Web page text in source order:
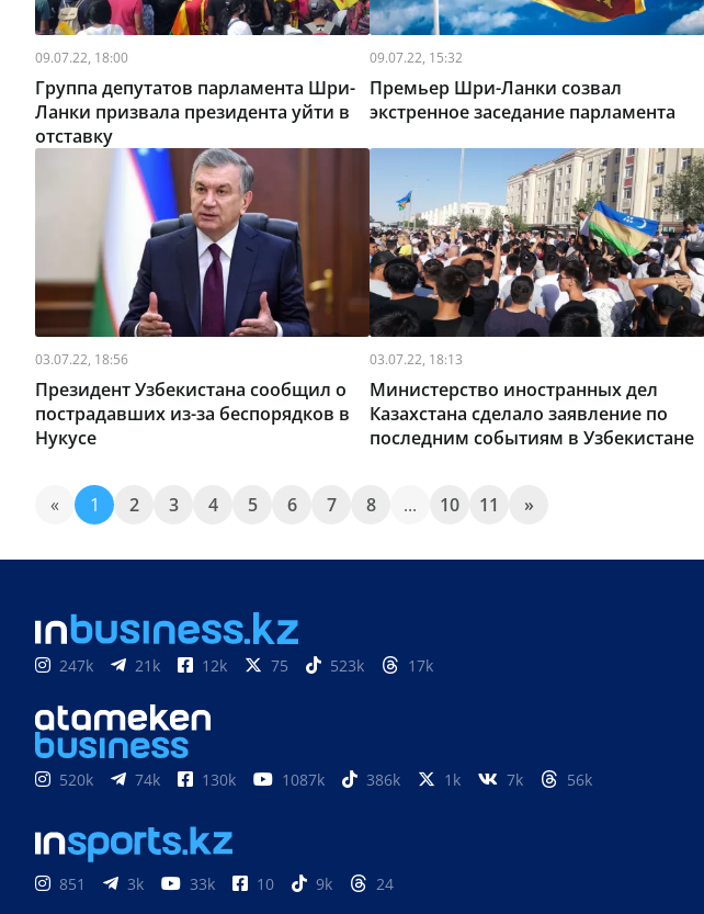
09.07.22, 18:00
Группа депутатов парламента Шри-
Ланки призвала президента уйти в
отставку
09.07.22, 15:32
Премьер Шри-Ланки созвал
экстренное заседание парламента
03.07.22, 18:56
Президент Узбекистана сообщил о
пострадавших из-за беспорядков в
Нукусе
03.07.22, 18:13
Министерство иностранных дел
Казахстана сделало заявление по
последним событиям в Узбекистане
« 1 2 3 4 5 6 7 8 ... 10 11 »
247k 21k 12k 75 523k 17k
520k 74k 130k 1087k 386k 1k 7k 56k
851 3k 33k 10 9k 24